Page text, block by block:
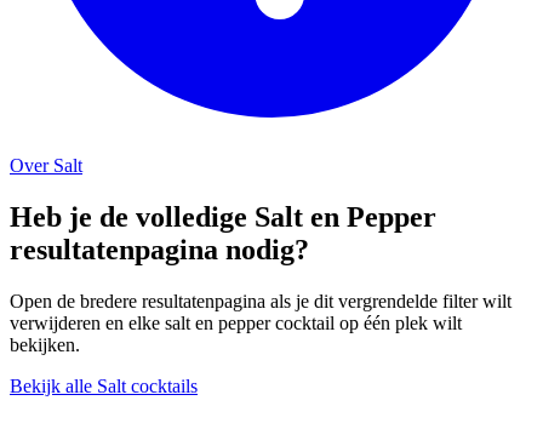
Over Salt
Heb je de volledige Salt en Pepper
resultatenpagina nodig?
Open de bredere resultatenpagina als je dit vergrendelde filter wilt
verwijderen en elke salt en pepper cocktail op één plek wilt
bekijken.
Bekijk alle Salt cocktails